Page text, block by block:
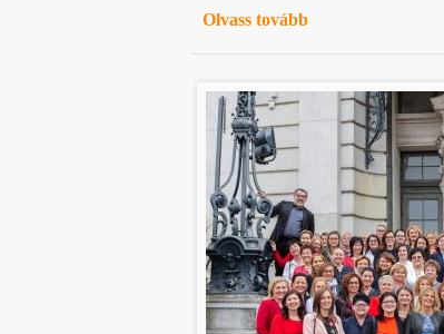
Olvass tovább